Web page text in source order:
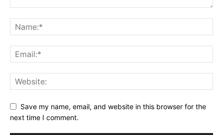
Save my name, email, and website in this browser for the
next time I comment.